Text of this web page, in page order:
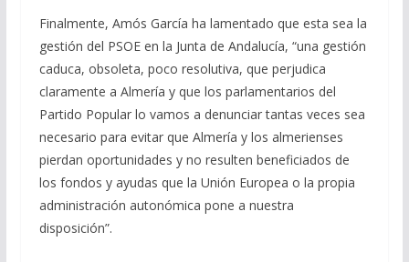
Finalmente, Amós García ha lamentado que esta sea la
gestión del PSOE en la Junta de Andalucía, “una gestión
caduca, obsoleta, poco resolutiva, que perjudica
claramente a Almería y que los parlamentarios del
Partido Popular lo vamos a denunciar tantas veces sea
necesario para evitar que Almería y los almerienses
pierdan oportunidades y no resulten beneficiados de
los fondos y ayudas que la Unión Europea o la propia
administración autonómica pone a nuestra
disposición”.